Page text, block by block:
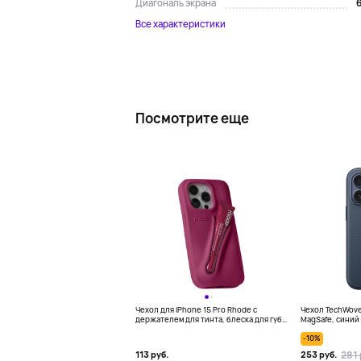
Диагональ экрана
Все характеристики
Посмотрите еще
Чехол для iPhone 15 Pro Rhode с
держателем для тинта, блеска для губ,
113 руб.
Чехол
MagSafe, синий
-10%
253 руб. 281